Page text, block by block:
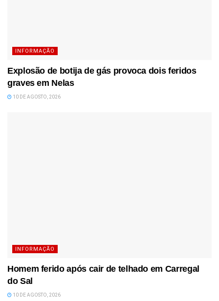
INFORMAÇÃO
Explosão de botija de gás provoca dois feridos
graves em Nelas
10 DE AGOSTO, 2026
INFORMAÇÃO
Homem ferido após cair de telhado em Carregal
do Sal
10 DE AGOSTO, 2026